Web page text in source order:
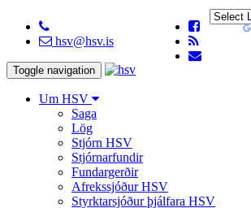
hsv@hsv.is
Toggle navigation
Um HSV
Saga
Lög
Stjórn HSV
Stjórnarfundir
Fundargerðir
Afrekssjóður HSV
Styrktarsjóður þjálfara HSV